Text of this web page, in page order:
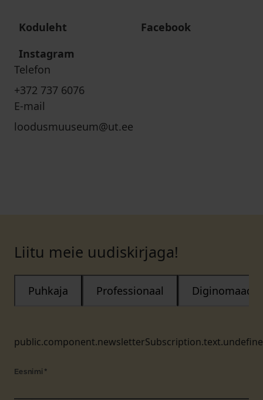
Koduleht
Facebook
Instagram
Telefon
+372 737 6076
E-mail
loodusmuuseum@ut.ee
Liitu meie uudiskirjaga!
Puhkaja Professionaal Diginomaad
Eesnimi *